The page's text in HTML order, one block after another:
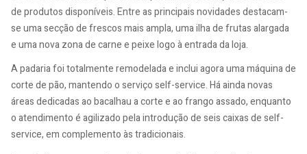
de produtos disponíveis. Entre as principais novidades destacam-
se uma secção de frescos mais ampla, uma ilha de frutas alargada
e uma nova zona de carne e peixe logo à entrada da loja.
A padaria foi totalmente remodelada e inclui agora uma máquina de
corte de pão, mantendo o serviço self-service. Há ainda novas
áreas dedicadas ao bacalhau a corte e ao frango assado, enquanto
o atendimento é agilizado pela introdução de seis caixas de self-
service, em complemento às tradicionais.